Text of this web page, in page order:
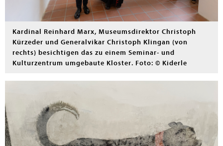
Kardinal Reinhard Marx, Museumsdirektor Christoph
Kürzeder und Generalvikar Christoph Klingan (von
rechts) besichtigen das zu einem Seminar- und
Kulturzentrum umgebaute Kloster. Foto: © Kiderle